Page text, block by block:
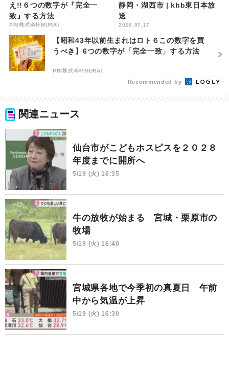
え!!６つの数字が『完全一
致』する方法
PR(株式会社MURA)
静岡・湖西市 | khb東日本放
送
2026.07.17
【昭和43年以前生まれはロト６この数字を買
うべき】6つの数字が「完全一致」する方法
PR(株式会社MURA)
Recommended by
関連ニュース
仙台市がこどもホスピスを２０２８
年度までに開所へ
5/19 (火) 16:35
牛の放牧が始まる 宮城・栗原市の
牧場
5/19 (火) 16:40
宮城県各地で今季初の真夏日 午前
中から気温が上昇
5/19 (火) 16:30